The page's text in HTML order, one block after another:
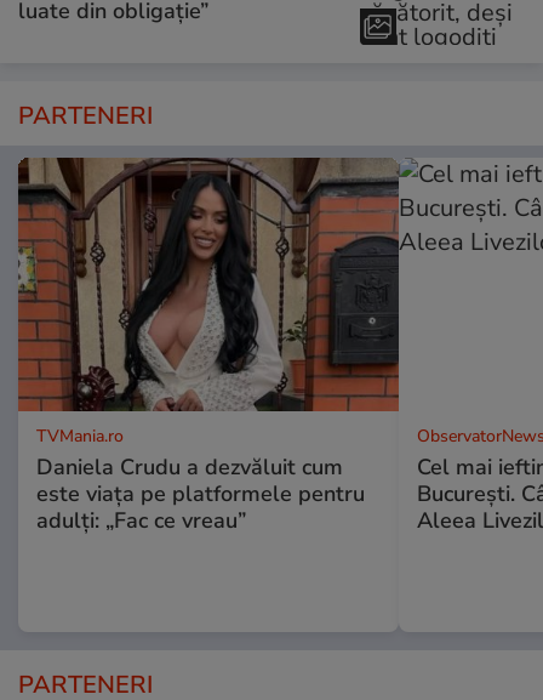
luate din obligație”
PARTENERI
TVMania.ro
Daniela Crudu a dezvăluit cum
este viața pe platformele pentru
adulți: „Fac ce vreau”
Cel mai
Bucureşti.
Aleea
PARTENERI